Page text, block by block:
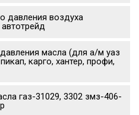
давления воздуха
масла (для а/м уаз
карго, хантер, профи,
газ-31029, 3302 змз-406-